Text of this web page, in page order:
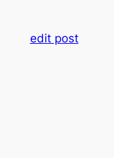
edit post